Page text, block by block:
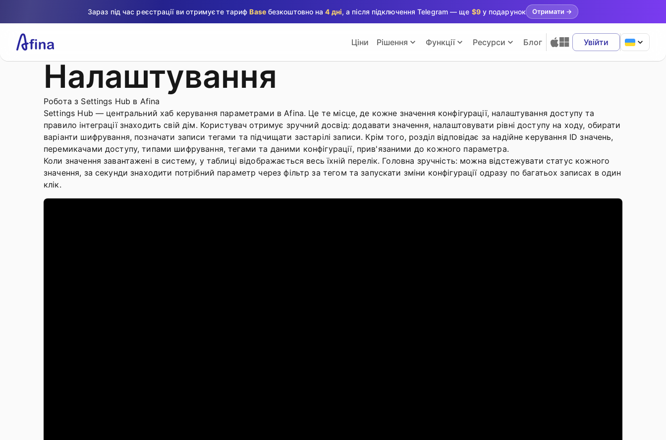
Зараз під час реєстрації ви отримуєте тарифBaseбезкоштовно на4 дні, а після підключення Telegram — ще $9у подарунок Отримати →
Ціни Рішення Функції Ресурси Блог Увійти
Налаштування
Робота з Settings Hub в Afina
Settings Hub — центральний хаб керування параметрами в Afina. Це те місце, де кожне значення конфігурації, налаштування доступу та
правило інтеграції знаходить свій дім. Користувач отримує зручний досвід: додавати значення, налаштовувати рівні доступу на ходу, обирати
варіанти шифрування, позначати записи тегами та підчищати застарілі записи. Крім того, розділ відповідає за надійне керування ID значень,
перемикачами доступу, типами шифрування, тегами та даними конфігурації, прив'язаними до кожного параметра.
Коли значення завантажені в систему, у таблиці відображається весь їхній перелік. Головна зручність: можна відстежувати статус кожного
значення, за секунди знаходити потрібний параметр через фільтр за тегом та запускати зміни конфігурації одразу по багатьох записах в один
клік.